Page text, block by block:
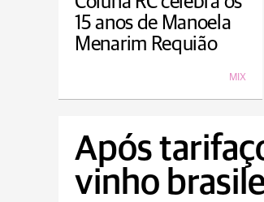
15 anos de Manoela
Menarim Requião
MIX
Após
vinho